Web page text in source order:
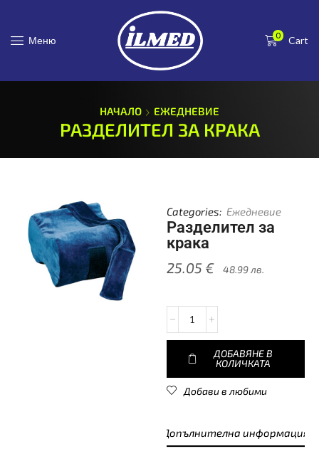
Меню 0 Cart
НАЧАЛО ЕЖЕДНЕВИЕ
РАЗДЕЛИТЕЛ ЗА КРАКА
Categories: Ежедневие
Разделител за
крака
25.05 € 48.99лв.
ДОБАВЯНЕ В
КОЛИЧКАТА
Добави в любими
Допълнителна информация